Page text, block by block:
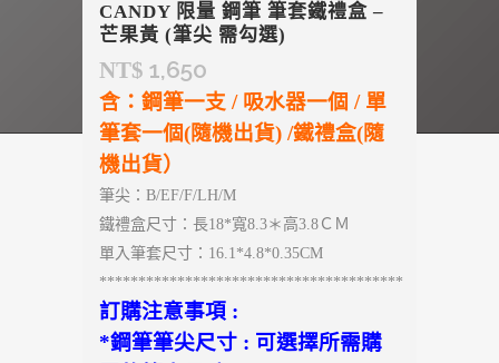
CANDY 限量 鋼筆 筆套鐵禮盒 –
芒果黃 (筆尖 需勾選)
NT$ 1,650
含：鋼筆一支 / 吸水器一個 / 單
筆套一個(隨機出貨) /鐵禮盒(隨
機出貨）
筆尖：B/EF/F/LH/M
鐵禮盒尺寸：長18*寬8.3＊高3.8ＣＭ
單入筆套尺寸：16.1*4.8*0.35CM
***************************************
訂購注意事項 :
*鋼筆筆尖尺寸 : 可選擇所需購